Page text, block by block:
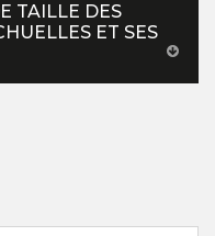
TAILLE DES
ET SES